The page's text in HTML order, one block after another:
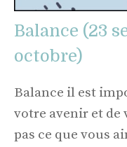
Balance (23
octobre)
Balance il est
votre avenir et de
pas ce que vous